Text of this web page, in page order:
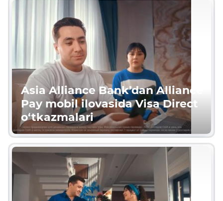
Asia Alliance Bank’dan Alliance
Pay mobil ilovasida Visa Direct
o‘tkazmalari